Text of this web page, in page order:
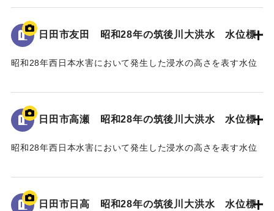
地面から40cmの位置に水位が示されている。
｜固有コード: 005430110
日田市友田 昭和28年の筑後川大洪水 水位標
昭和28年西日本水害において発生した浸水の高さを表す水位
地面から115cmの位置に水位が示されている。
｜固有コード: 005430109
日田市高瀬 昭和28年の筑後川大洪水 水位標
昭和28年西日本水害において発生した浸水の高さを表す水位
地面から2mの位置に水位が示されている。
｜固有コード: 005430108
日田市日高 昭和28年の筑後川大洪水 水位標